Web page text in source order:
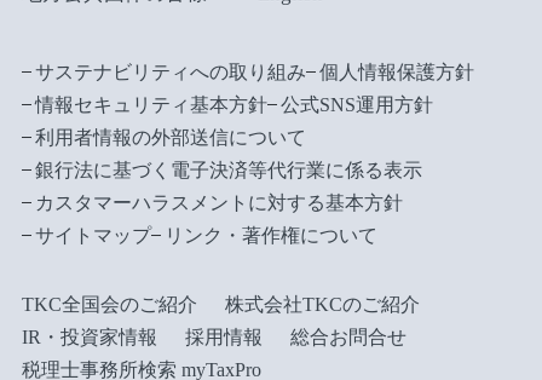
サステナビリティへの取り組み
個人情報保護方針
情報セキュリティ基本方針
公式SNS運用方針
利用者情報の外部送信について
銀行法に基づく電子決済等代行業に係る表示
カスタマーハラスメントに対する基本方針
サイトマップ
リンク・著作権について
TKC全国会のご紹介
株式会社TKCのご紹介
IR・投資家情報
採用情報
総合お問合せ
税理士事務所検索 myTaxPro